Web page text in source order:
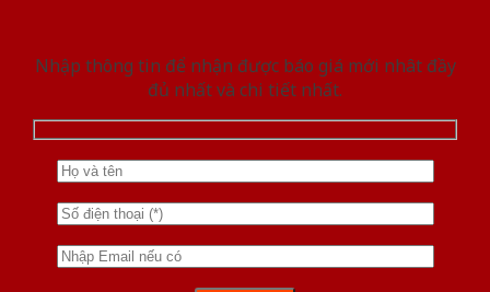
Nhập thông tin để nhận được báo giá mới nhât đầy
đủ nhất và chi tiết nhất.